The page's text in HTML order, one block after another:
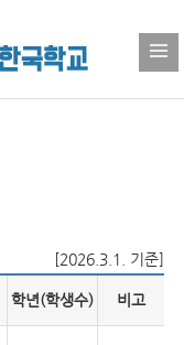
[2026.3.1. 기준]
학년(학생수) 비고